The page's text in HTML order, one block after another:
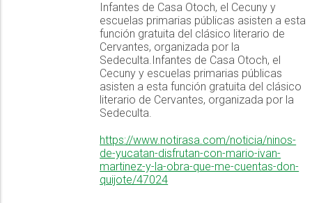
Infantes de Casa Otoch, el Cecuny y
escuelas primarias públicas asisten a esta
función gratuita del clásico literario de
Cervantes, organizada por la
Sedeculta.Infantes de Casa Otoch, el
Cecuny y escuelas primarias públicas
asisten a esta función gratuita del clásico
literario de Cervantes, organizada por la
Sedeculta.
https://www.notirasa.com/noticia/ninos-
de-yucatan-disfrutan-con-mario-ivan-
martinez-y-la-obra-que-me-cuentas-don-
quijote/47024